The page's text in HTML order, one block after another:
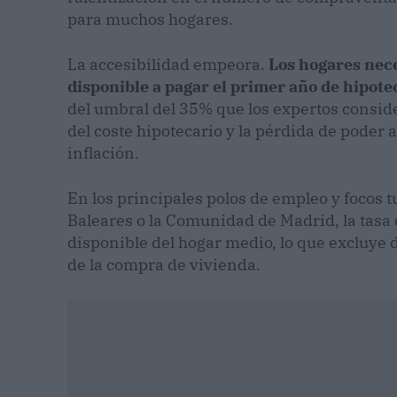
para muchos hogares.
La accesibilidad empeora. Los hogares
disponible a pagar el primer año de
del umbral del 35% que los expertos
del coste hipotecario y la pérdida de
inflación.
En los principales polos de empleo y
Baleares o la Comunidad de Madrid, la
disponible del hogar medio, lo que excluye
de la compra de vivienda.